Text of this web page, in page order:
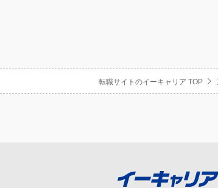
転職サイトのイーキャリア TOP